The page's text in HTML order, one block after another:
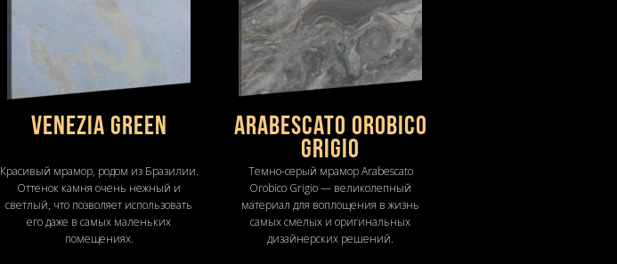
VENEZIA GREEN
Красивый мрамор, родом из Бразилии.
Оттенок камня очень нежный и
светлый, что позволяет использовать
его даже в самых маленьких
помещениях.
Arabescato Orobico
Grigio
Темно-серый мрамор Arabescato
Orobico Grigio — великолепный
материал для воплощения в жизнь
самых смелых и оригинальных
дизайнерских решений.